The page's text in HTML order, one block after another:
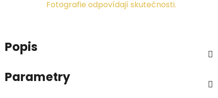
Fotografie odpovídají skutečnosti.
Popis
Parametry